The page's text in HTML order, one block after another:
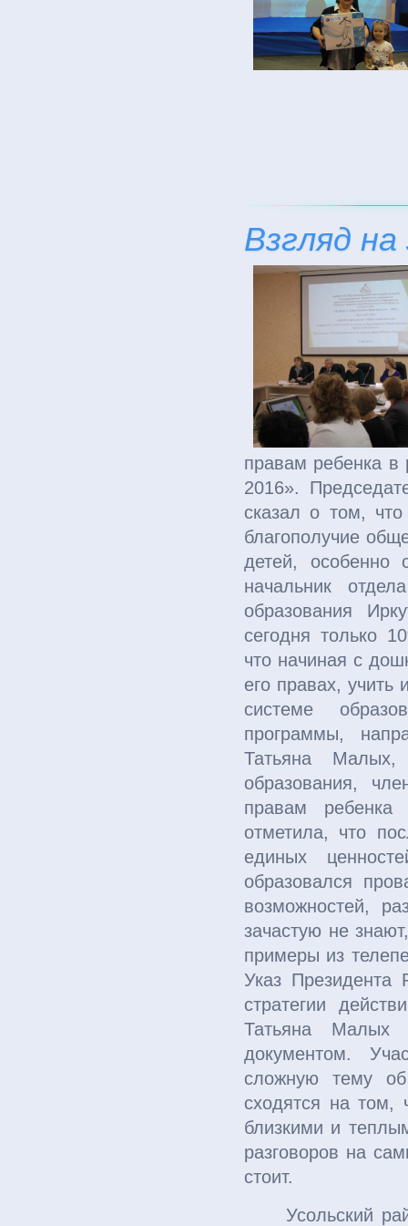
Взгляд
правам ребенка
2016».
сказал о том,
благополучие
детей, особенно
начальник
образования
сегодня только
что начиная с
его правах, учить
системе
программы,
Татьяна Малых,
образования,
правам
отметила, что
единых
образовался
возможностей,
зачастую не
примеры из
Указ
стратегии
Татьяна Малых
документом.
сложную тему
сходятся на том,
близкими и
разговоров на
стоит.
Усольский